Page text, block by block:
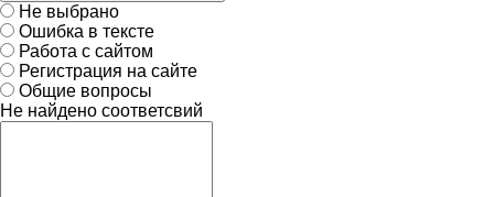
Не выбрано
Ошибка в тексте
Работа с сайтом
Регистрация на сайте
Общие вопросы
Не найдено соответсвий